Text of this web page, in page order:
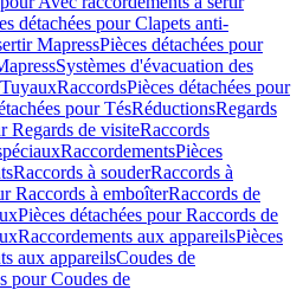
détachées pour Clapets anti-
MapressPièces détachées pour
Systèmes d'évacuation des
TuyauxRaccordsPièces détachées pour
pour TésRéductionsRegards
Regards de visiteRaccords
RaccordementsPièces
Raccords à souderRaccords à
Raccords à emboîterRaccords de
Pièces détachées pour Raccords de
Raccordements aux appareilsPièces
aux appareilsCoudes de
pour Coudes de